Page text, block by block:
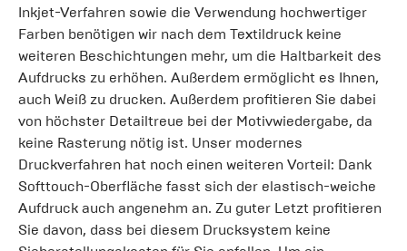
Inkjet-Verfahren sowie die Verwendung hochwertiger
Farben benötigen wir nach dem Textildruck keine
weiteren Beschichtungen mehr, um die Haltbarkeit des
Aufdrucks zu erhöhen. Außerdem ermöglicht es Ihnen,
auch Weiß zu drucken. Außerdem profitieren Sie dabei
von höchster Detailtreue bei der Motivwiedergabe, da
keine Rasterung nötig ist. Unser modernes
Druckverfahren hat noch einen weiteren Vorteil: Dank
Softtouch-Oberfläche fasst sich der elastisch-weiche
Aufdruck auch angenehm an. Zu guter Letzt profitieren
Sie davon, dass bei diesem Drucksystem keine